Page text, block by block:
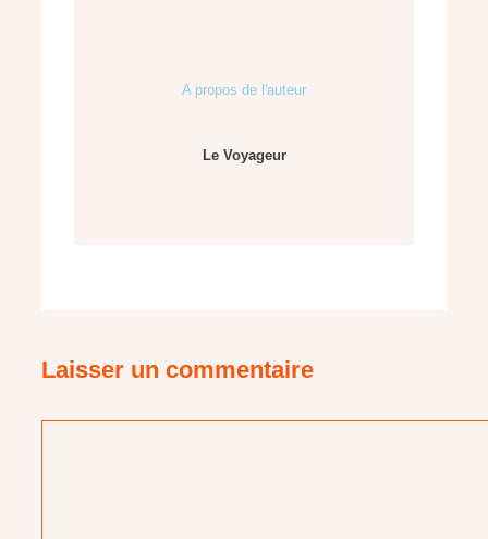
A propos de l'auteur
Le Voyageur
Laisser un commentaire